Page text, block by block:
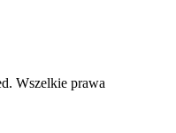
Wszelkie prawa